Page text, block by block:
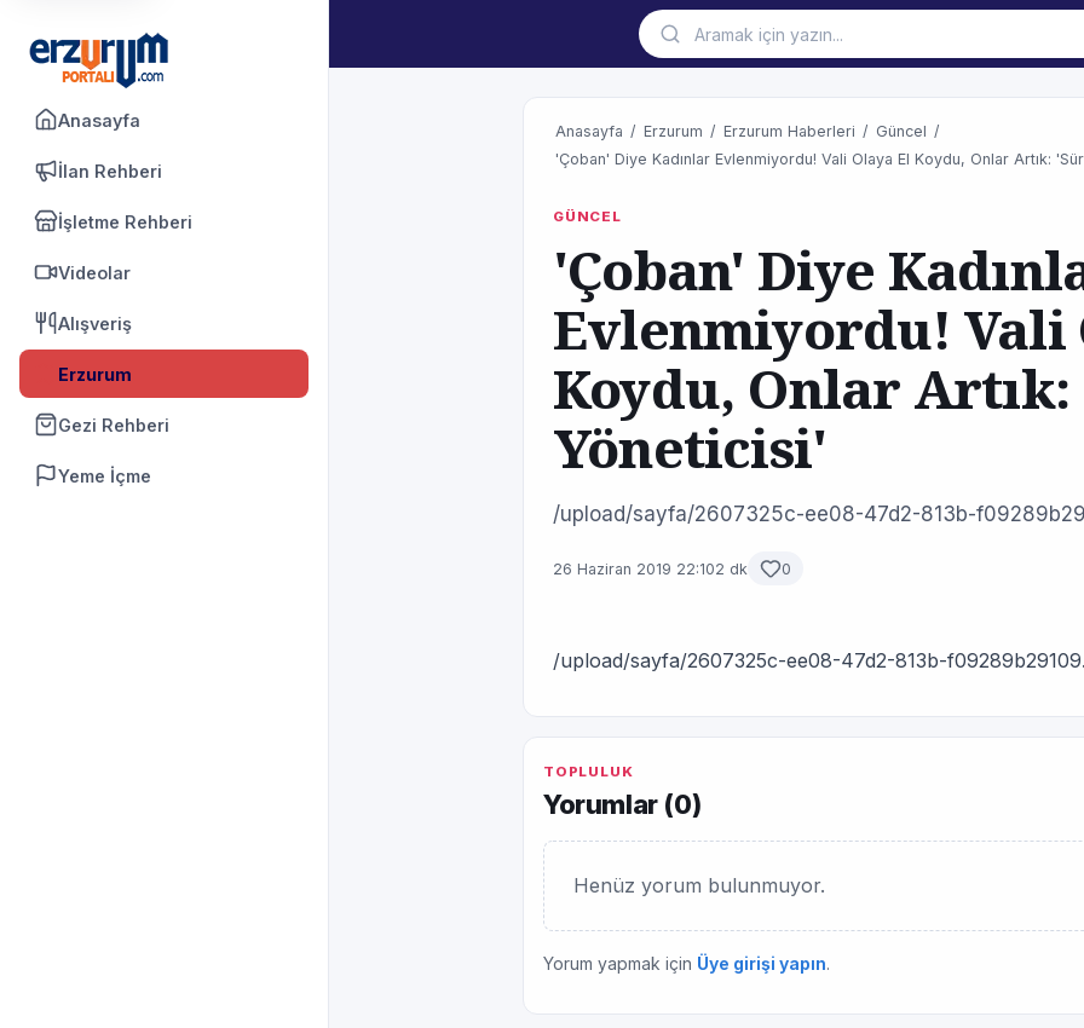
Anasayfa
İlan Rehberi
İşletme Rehberi
Videolar
Alışveriş
Erzurum
Gezi Rehberi
Yeme İçme
Anasayfa / Erzurum / Erzurum Haberleri / Güncel /
'Çoban' Diye Kadınlar Evlenmiyordu! Vali Olaya El Koydu, Onlar Artık:
GÜNCEL
'Çoban' Diye
Evlenmiyordu! Vali
Koydu, Onlar
Yöneticisi'
/upload/sayfa/2607325c-ee08-47d2-813b-
26 Haziran 2019 22:102 dk 0
/upload/sayfa/2607325c-ee08-47d2-813b-
TOPLULUK
Yorumlar (0)
Henüz yorum bulunmuyor.
Yorum yapmak için Üye girişi yapın.